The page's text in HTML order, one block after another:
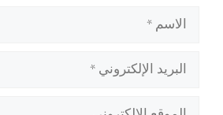
الاسم
البريد
الإلكتروني
الموقع